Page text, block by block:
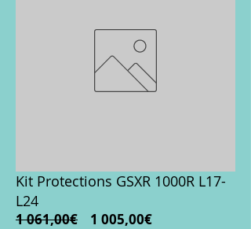
Kit Protections GSXR 1000R L17-
L24
1 061,00€
Prix
1 005,00€Prix